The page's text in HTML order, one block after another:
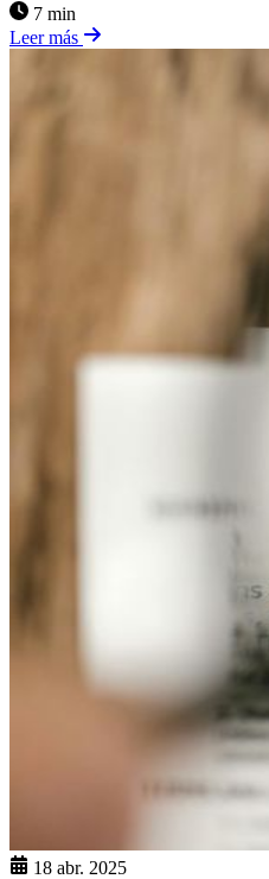
7 min
Leer más
18 abr. 2025